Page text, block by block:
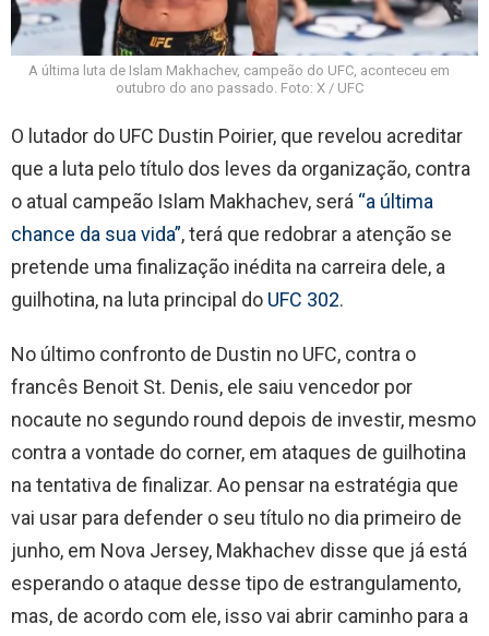
A última luta de Islam Makhachev, campeão do UFC, aconteceu em
outubro do ano passado. Foto: X / UFC
O lutador do UFC Dustin Poirier, que revelou acreditar
que a luta pelo título dos leves da organização, contra
o atual campeão Islam Makhachev, será “a última
chance da sua vida”, terá que redobrar a atenção se
pretende uma finalização inédita na carreira dele, a
guilhotina, na luta principal do UFC 302.
No último confronto de Dustin no UFC, contra o
francês Benoit St. Denis, ele saiu vencedor por
nocaute no segundo round depois de investir, mesmo
contra a vontade do corner, em ataques de guilhotina
na tentativa de finalizar. Ao pensar na estratégia que
vai usar para defender o seu título no dia primeiro de
junho, em Nova Jersey, Makhachev disse que já está
esperando o ataque desse tipo de estrangulamento,
mas, de acordo com ele, isso vai abrir caminho para a